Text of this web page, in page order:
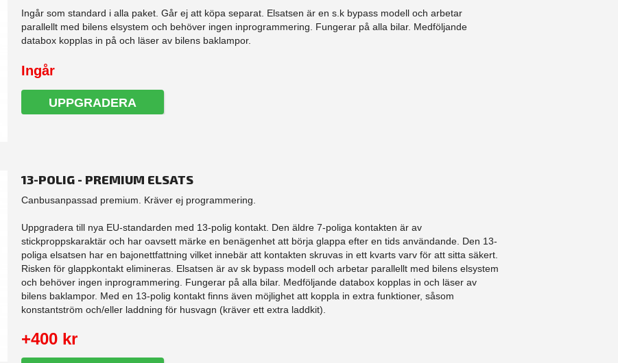
Ingår som standard i alla paket. Går ej att köpa separat. Elsatsen är en s.k bypass modell och arbetar
parallellt med bilens elsystem och behöver ingen inprogrammering. Fungerar på alla bilar. Medföljande
databox kopplas in på och läser av bilens baklampor.
Ingår
UPPGRADERA
13-POLIG - PREMIUM ELSATS
Canbusanpassad premium. Kräver ej programmering.
Uppgradera till nya EU-standarden med 13-polig kontakt. Den äldre 7-poliga kontakten är av
stickproppskaraktär och har oavsett märke en benägenhet att börja glappa efter en tids användande. Den 13-
poliga elsatsen har en bajonettfattning vilket innebär att kontakten skruvas in ett kvarts varv för att sitta säkert.
Risken för glappkontakt elimineras. Elsatsen är av sk bypass modell och arbetar parallellt med bilens elsystem
och behöver ingen inprogrammering. Fungerar på alla bilar. Medföljande databox kopplas in och läser av
bilens baklampor. Med en 13-polig kontakt finns även möjlighet att koppla in extra funktioner, såsom
konstantström och/eller laddning för husvagn (kräver ett extra laddkit).
+400 kr